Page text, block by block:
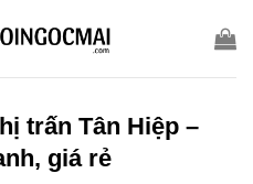
trấn Tân Hiệp –
giá rẻ